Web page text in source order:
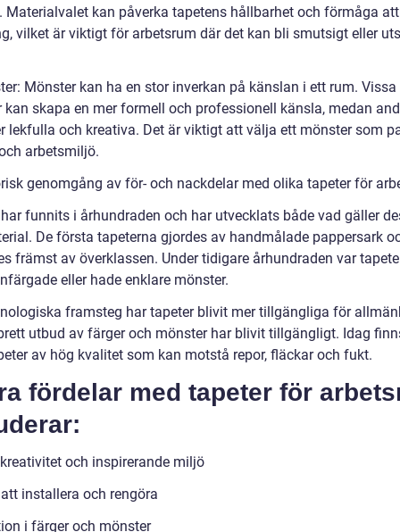
Materialvalet kan påverka tapetens hållbarhet och förmåga
vilket är viktigt för arbetsrum där det kan bli smutsigt eller
Mönster kan ha en stor inverkan på känslan i ett rum. Vissa
kan skapa en mer formell och professionell känsla, medan
lekfulla och kreativa. Det är viktigt att välja ett mönster som
arbetsmiljö.
genomgång av för- och nackdelar med olika tapeter för
funnits i århundraden och har utvecklats både vad gäller
De första tapeterna gjordes av handmålade pappersark
främst av överklassen. Under tidigare århundraden var
eller hade enklare mönster.
framsteg har tapeter blivit mer tillgängliga för
utbud av färger och mönster har blivit tillgängligt. Idag
av hög kvalitet som kan motstå repor, fläckar och fukt.
fördelar med tapeter för
och inspirerande miljö
installera och rengöra
i färger och mönster